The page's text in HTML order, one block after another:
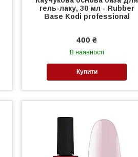
гель-лаку, 30 мл - Rubber
Base Kodi professional
400 ₴
В наявності
Купити